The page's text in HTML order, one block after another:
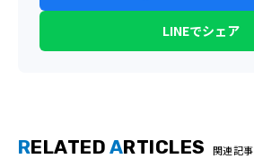
LINEでシェア
RELATED ARTICLES 関連記事